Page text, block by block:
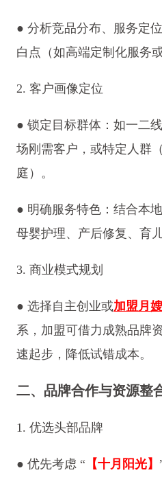
● 分析竞品分布、服务定
白点（如高端定制化服务
2. 客户画像定位
● 锁定目标群体：如一二
场刚需客户，或特定人群
庭）。
● 明确服务特色：结合本
母婴护理、产后修复、育
3. 商业模式规划
● 选择自主创业或加盟月
系，加盟可借力成熟品牌
速起步，降低试错成本。
二、品牌合作与资源整
1. 优选头部品牌
● 优先考虑 “【十月阳光】